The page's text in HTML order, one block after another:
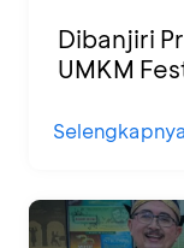
Dibanjiri
UMKM
Selengkapnya